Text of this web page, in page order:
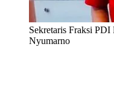
Sekretaris Fraksi PDI
Nyumarno